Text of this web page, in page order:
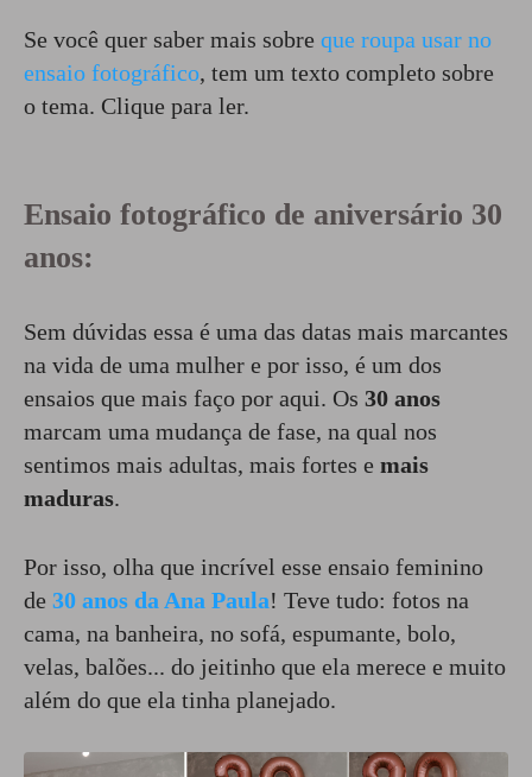
Se você quer saber mais sobre que roupa usar no
ensaio fotográfico, tem um texto completo sobre
o tema. Clique para ler.
Ensaio fotográfico de aniversário 30
anos:
Sem dúvidas essa é uma das datas mais marcantes
na vida de uma mulher e por isso, é um dos
ensaios que mais faço por aqui. Os 30 anos
marcam uma mudança de fase, na qual nos
sentimos mais adultas, mais fortes e mais
maduras.
Por isso, olha que incrível esse ensaio feminino
de 30 anos da Ana Paula! Teve tudo: fotos na
cama, na banheira, no sofá, espumante, bolo,
velas, balões... do jeitinho que ela merece e muito
além do que ela tinha planejado.